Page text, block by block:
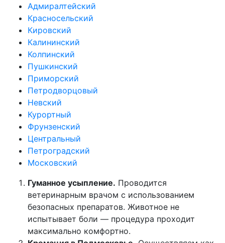
Адмиралтейский
Красносельский
Кировский
Калининский
Колпинский
Пушкинский
Приморский
Петродворцовый
Невский
Курортный
Фрунзенский
Центральный
Петроградский
Московский
Гуманное усыпление. Проводится
ветеринарным врачом с использованием
безопасных препаратов. Животное не
испытывает боли — процедура проходит
максимально комфортно.